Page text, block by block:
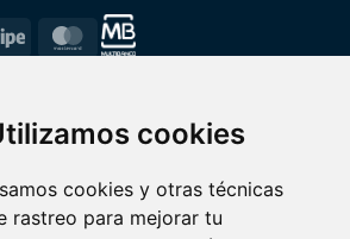
cookies
cookies y otras técnicas
rastreo para mejorar tu
Stripe MasterCard